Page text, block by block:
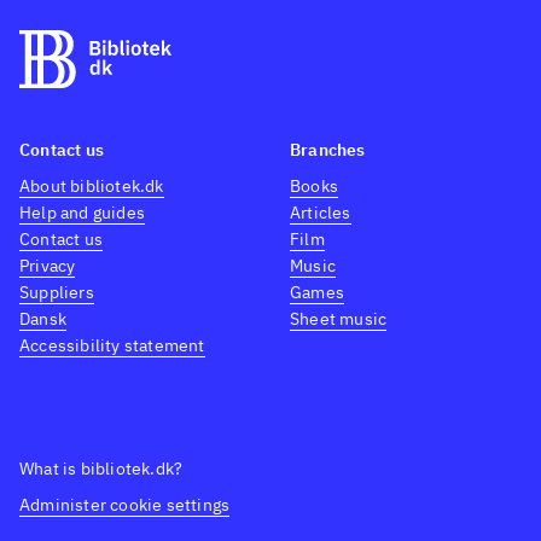
med et malerisk og udfoldet
miljø. Han blander rå vold med
Kompleksiteten og
uforsonligheden i historien
bringer mindelser om R.R.
Martins GOT, mens
vikingemiljøet bringer
mindelser om Bernhard
Cornwell. Stemningsmæssigt
de bliver hængt
de bliver hængtKompleksiteten
What is bibliotek.dk?
Administer cookie settings
Contact us
About bibliotek.dk
Help and guides
Contact us
Privacy
Suppliers
Dansk
Accessibility statement
Branches
Books
Articles
Film
Music
Games
Sheet music